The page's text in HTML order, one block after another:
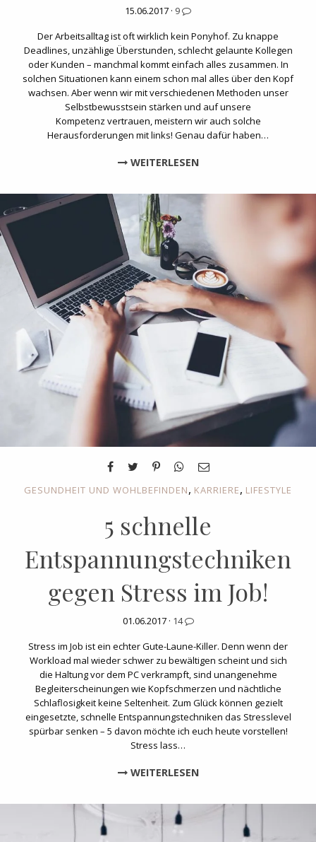
15.06.2017 · 9
Der Arbeitsalltag ist oft wirklich kein Ponyhof. Zu knappe
Deadlines, unzählige Überstunden, schlecht gelaunte Kollegen
oder Kunden – manchmal kommt einfach alles zusammen. In
solchen Situationen kann einem schon mal alles über den Kopf
wachsen. Aber wenn wir mit verschiedenen Methoden unser
Selbstbewusstsein stärken und auf unsere
Kompetenz vertrauen, meistern wir auch solche
Herausforderungen mit links! Genau dafür haben…
WEITERLESEN
GESUNDHEIT UND WOHLBEFINDEN, KARRIERE, LIFESTYLE
5 schnelle
Entspannungstechniken
gegen Stress im Job!
01.06.2017 · 14
Stress im Job ist ein echter Gute-Laune-Killer. Denn wenn der
Workload mal wieder schwer zu bewältigen scheint und sich
die Haltung vor dem PC verkrampft, sind unangenehme
Begleiterscheinungen wie Kopfschmerzen und nächtliche
Schlaflosigkeit keine Seltenheit. Zum Glück können gezielt
eingesetzte, schnelle Entspannungstechniken das Stresslevel
spürbar senken – 5 davon möchte ich euch heute vorstellen!
Stress lass…
WEITERLESEN